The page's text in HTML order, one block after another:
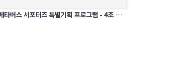
메타버스 서포터즈 특별기획 프로그램 - 4조 MZ세대와 함께 즐기는 메타버스 MT